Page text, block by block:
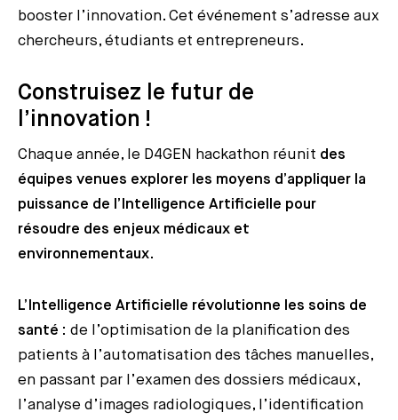
booster l’innovation. Cet événement s’adresse aux
chercheurs, étudiants et entrepreneurs.
Construisez le futur de
l’innovation !
Chaque année, le D4GEN hackathon réunit des
équipes venues explorer les moyens d’appliquer la
puissance de l’Intelligence Artificielle pour
résoudre des enjeux médicaux et
environnementaux.
L’Intelligence Artificielle révolutionne les soins de
santé : de l’optimisation de la planification des
patients à l’automatisation des tâches manuelles,
en passant par l’examen des dossiers médicaux,
l’analyse d’images radiologiques, l’identification